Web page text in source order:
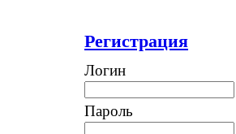
Регистрация
Логин
Пароль